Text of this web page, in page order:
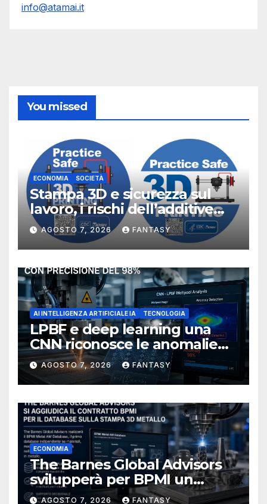
info@atamai.it
You missed
ECONOMIA SOCIETÀ
Stampa 3D e sicurezza sul
lavoro, i rischi dell’additive
manufacturing secondo
NIOSH
AGOSTO 7, 2026 FANTASY
AI INTELLIGENZA ARTIFICIALE IA TECNOLOGIA
LPBF e deep learning una
CNN riconosce le anomalie
del bagno di fusione
AGOSTO 7, 2026 FANTASY
ECONOMIA
The Barnes Global Advisors
svilupperà per BPMI un
database per la stampa 3D
AGOSTO 7, 2026 FANTASY